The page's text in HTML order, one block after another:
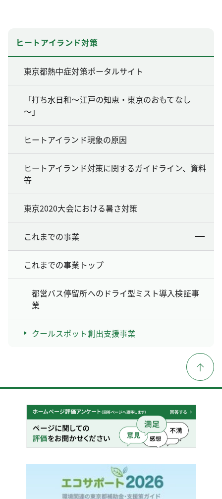
ヒートアイランド対策
東京都熱中症対策ポータルサイト
「打ち水日和～江戸の知恵・東京のおもてなし
～」
ヒートアイランド現象の原因
ヒートアイランド対策に関するガイドライン、資料
等
東京2020大会における暑さ対策
これまでの事業
これまでの事業トップ
都営バス停留所へのドライ型ミスト導入検証事
業
クールスポット創出支援事業